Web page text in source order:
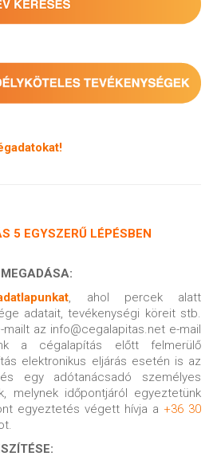
5 EGYSZERŰ LÉPÉSBEN
, ahol percek alatt
adatait, tevékenységi köreit stb.
az info@cegalapitas.net e-mail
a cégalapítás előtt felmerülő
elektronikus eljárás esetén is az
egy adótanácsadó személyes
melynek időpontjáról egyeztetünk
egyeztetés végett hívja a +36 30